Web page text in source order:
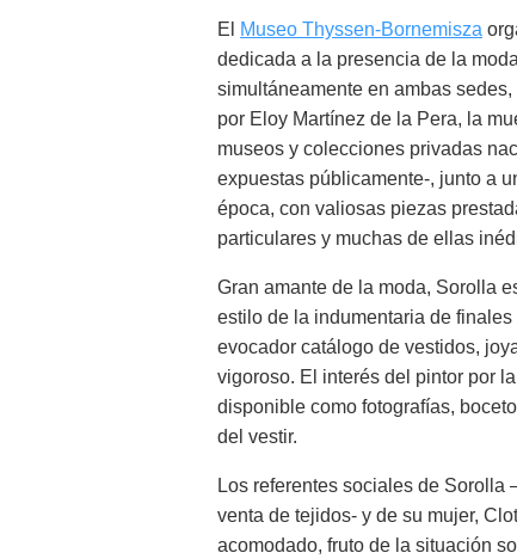
El Museo Thyssen-Bornemisza
dedicada a la presencia de la
simultáneamente en ambas sedes,
por Eloy Martínez de la Pera, la
museos y colecciones privadas
expuestas públicamente-, junto a
época, con valiosas piezas
particulares y muchas de ellas
Gran amante de la moda, Sorolla
estilo de la indumentaria de
evocador catálogo de vestidos,
vigoroso. El interés del pintor por
disponible como fotografías,
del vestir.
Los referentes sociales de
venta de tejidos- y de su mujer,
acomodado, fruto de la situación